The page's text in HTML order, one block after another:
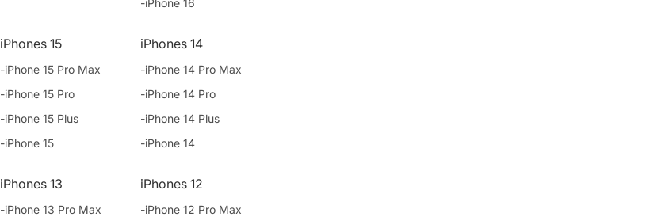
iPhones 15
-iPhone 15 Pro Max
-iPhone 15 Pro
-iPhone 15 Plus
-iPhone 15
iPhones 14
-iPhone 14 Pro Max
-iPhone 14 Pro
-iPhone 14 Plus
-iPhone 14
iPhones 13
-iPhone 13 Pro Max
iPhones 12
-iPhone 12 Pro Max